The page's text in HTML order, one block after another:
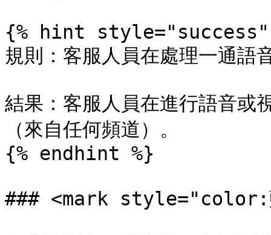
{% hint style="success"
規則：客服人員在處理一通語
結果：客服人員在進行語音或
（來自任何頻道）。
{% endhint %}
### <mark style="color: